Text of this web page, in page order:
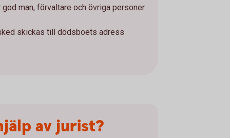
man, förvaltare och övriga personer
skickas till dödsboets adress
av jurist?